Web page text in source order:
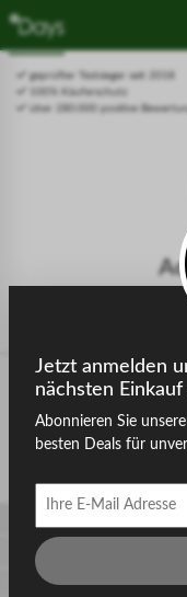
Drücken Sie Alt+1 für den
Bildschirmlesemodus,
Abbrechen
Leitfaden für barrierefreie
Bildschirmlesegeräte,
und Fehlerberichte | Neues
Fenstergeprüfter Testsieger seit 2018
100% Käuferschutz
über 280.000 positive
Die gesuchte
Gastgeber
touriDat Reiseblog
Jetzt anmelden
nächsten
Abonnieren Sie
besten Deals für